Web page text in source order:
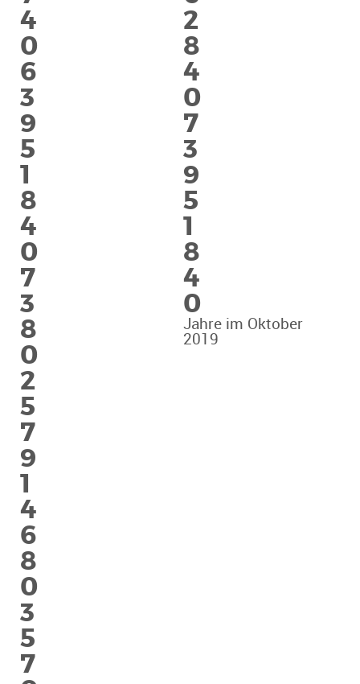
4
0
6
3
9
5
1
8
4
0
7
3
8
0
2
5
7
9
1
4
6
8
0
3
5
7
2
8
4
0
7
3
9
5
1
8
4
0
Jahre im Oktober
2019